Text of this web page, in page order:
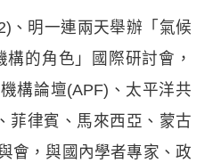
、明一連兩天舉辦「氣候
的角色」國際研討會，
構論壇(APF)、太平洋共
菲律賓、馬來西亞、蒙古
會，與國內學者專家、政